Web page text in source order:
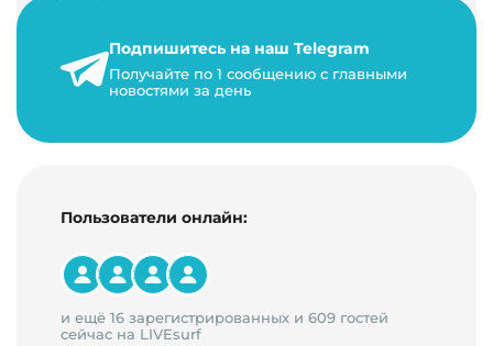
22 мая 2024 г.
9 минут на чтение
Подпишитесь на наш Telegram
Получайте по 1 сообщению с главными
новостями за день
Пользователи онлайн:
и ещё 16 зарегистрированных и 609 гостей
сейчас на LIVEsurf